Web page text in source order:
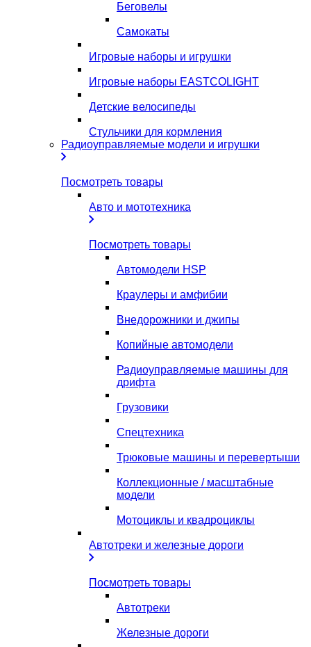
Беговелы
Самокаты
Игровые наборы и игрушки
Игровые наборы EASTCOLIGHT
Детские велосипеды
Стульчики для кормления
Радиоуправляемые модели и игрушки
Посмотреть товары
Авто и мототехника
Посмотреть товары
Автомодели HSP
Краулеры и амфибии
Внедорожники и джипы
Копийные автомодели
Радиоуправляемые машины для
дрифта
Грузовики
Спецтехника
Трюковые машины и перевертыши
Коллекционные / масштабные
модели
Мотоциклы и квадроциклы
Автотреки и железные дороги
Посмотреть товары
Автотреки
Железные дороги